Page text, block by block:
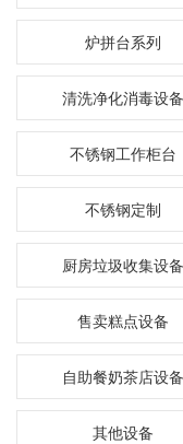
炉拼台系列
清洗净化消毒设备
不锈钢工作柜台
不锈钢定制
厨房垃圾收集设备
售卖糕点设备
自助餐奶茶店设备
其他设备